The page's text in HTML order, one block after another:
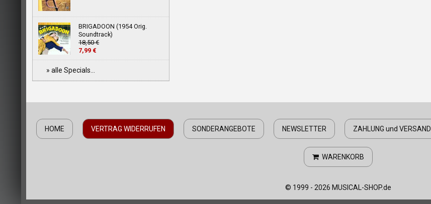
BRIGADOON (1954 Orig.
Soundtrack)
18,50 €
7,99 €
» alle Specials...
HOME VERTRAG WIDERRUFEN SONDERANGEBOTE NEWSLETTER ZAHLUNG und VERSAND
WARENKORB
© 1999 - 2026 MUSICAL-SHOP.de